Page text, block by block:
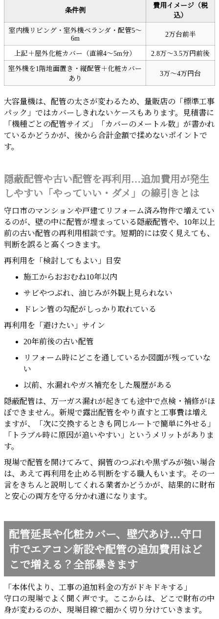
条件例
費用イメージ（税
込）
室内機リビング・室外機ベランダ・配管5〜
6m
2万台前半
上記＋屋外化粧カバー（直線4〜5m分） 2.8万〜3.5万円前後
室外機を1階地面置き・縦配管＋化粧カバー
あり
3万〜4万円台
大容量機は、配管の太さが変わるため、量販店の「標準工事
パック」ではカバーしきれないケースもあります。見積書に
「機種ごとの配管サイズ」「カバーのメートル数」が書かれ
ているかどうかが、後から合計金額で揉めないポイントで
す。
隠蔽配管や古い配管を再利用…追加費用が発生
しやすい「やっていい・ダメ」の線引きとは
守口市のマンションや戸建てリフォーム済み物件で増えてい
るのが、壁の中に配管が埋まっている隠蔽配管や、10年以上
前の古い配管の再利用相談です。短期的には安く見えても、
判断を誤ると高くつきます。
再利用を「検討してもよい」目安
施工からおおむね10年以内
サビやつぶれ、油じみが外観上見られない
ドレン管の勾配がしっかり取れている
再利用を「避けたい」サイン
20年前後の古い配管
リフォーム時にどこを通しているか図面が残っていな
い
以前、水漏れやガス補充をした履歴がある
隠蔽配管は、万一ガス漏れが起きても途中で点検・補修がほ
ぼできません。新規で露出配管をやり直すと工事費は増え
ますが、「次に交換するときも同じルートで簡単に外せる」
「トラブル時に原因が追いやすい」というメリットがありま
す。
現場で配管を開けてみて、銅管のつぶれや黒ずみが強い場合
は、あえて再利用を止める判断をする職人もいます。その一
言をきちんと説明してくれる業者かどうかが、結果的に財布
と安心の両方を守る分かれ道になります。
配管延長や化粧カバー、壁穴あけ…守口
市でエアコン新設や配管の追加費用はど
こで増える？全部暴きます
「本体代より、工事の追加料金の方がドキドキする」
守口の現場でよく聞く声です。ここからは、どこで財布の中
身が変わるのか、現場目線で細かく切り分けていきます。